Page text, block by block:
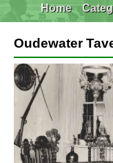
Home
Oudewater